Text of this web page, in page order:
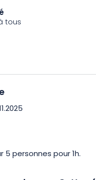
de rejoindre le
rénovées, témoins
bains de la ville.
un apéro, célébrer
La Flottille propose
l’eau un moment
vous appelle !
ludique et
tous
personnes pour 1h.